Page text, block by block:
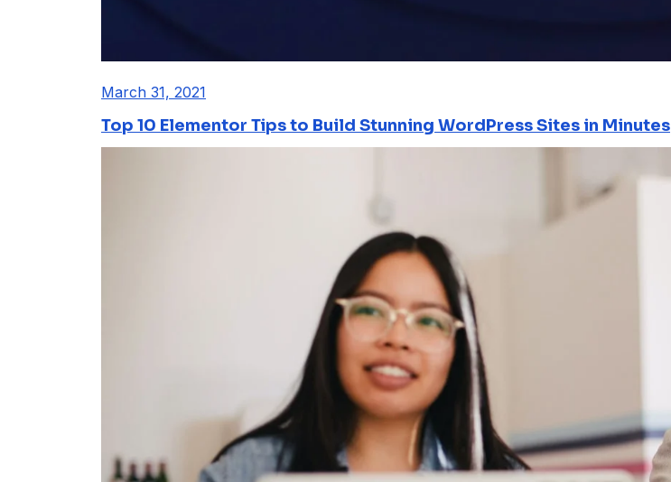
March 31, 2021
Top 10 Elementor Tips to Build Stunning WordPress Sites in Minutes